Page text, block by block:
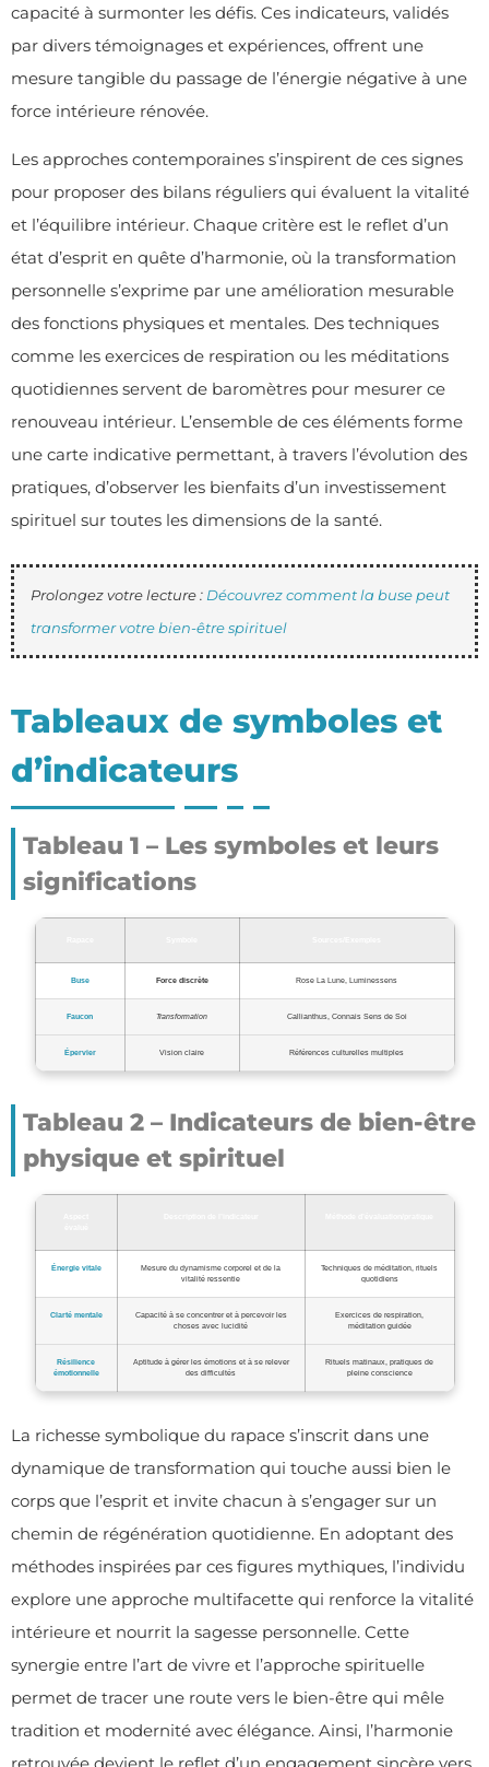
capacité à surmonter les défis. Ces indicateurs, validés
par divers témoignages et expériences, offrent une
mesure tangible du passage de l’énergie négative à une
force intérieure rénovée.
Les approches contemporaines s’inspirent de ces signes
pour proposer des bilans réguliers qui évaluent la vitalité
et l’équilibre intérieur. Chaque critère est le reflet d’un
état d’esprit en quête d’harmonie, où la transformation
personnelle s’exprime par une amélioration mesurable
des fonctions physiques et mentales. Des techniques
comme les exercices de respiration ou les méditations
quotidiennes servent de baromètres pour mesurer ce
renouveau intérieur. L’ensemble de ces éléments forme
une carte indicative permettant, à travers l’évolution des
pratiques, d’observer les bienfaits d’un investissement
spirituel sur toutes les dimensions de la santé.
Prolongez votre lecture : Découvrez comment la buse peut
transformer votre bien-être spirituel
Tableaux de symboles et
d’indicateurs
Tableau 1 – Les symboles et leurs
significations
Buse Force discrète Rose La Lune, Luminessens
Faucon Transformation Callianthus, Connais Sens de Soi
Épervier Vision claire Références culturelles multiples
Tableau 2 – Indicateurs de bien-être
physique et spirituel
Énergie vitale
Mesure du dynamisme corporel et de la
vitalité ressentie
Techniques de méditation, rituels
quotidiens
Clarté mentale
Capacité à se concentrer et à percevoir les
choses avec lucidité
Exercices de respiration,
méditation guidée
Résilience
émotionnelle
Aptitude à gérer les émotions et à se relever
des difficultés
Rituels matinaux, pratiques de
pleine conscience
La richesse symbolique du rapace s’inscrit dans une
dynamique de transformation qui touche aussi bien le
corps que l’esprit et invite chacun à s’engager sur un
chemin de régénération quotidienne. En adoptant des
méthodes inspirées par ces figures mythiques, l’individu
explore une approche multifacette qui renforce la vitalité
intérieure et nourrit la sagesse personnelle. Cette
synergie entre l’art de vivre et l’approche spirituelle
permet de tracer une route vers le bien-être qui mêle
tradition et modernité avec élégance. Ainsi, l’harmonie